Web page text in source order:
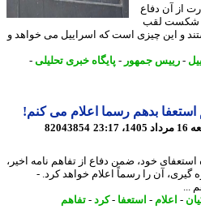
آن دفاع
لقب
چیزی است که اسراییل می خواهد و
-رییس جمهور-پایگاه خبری تحلیلی-
بدهم رسما اعلام می کنم!
82043854
خود، ضمن دفاع از تفاهم نامه اخیر،
آن را رسماً اعلام خواهد کرد. -
اعلام -استعفا-کرد-تفاهم